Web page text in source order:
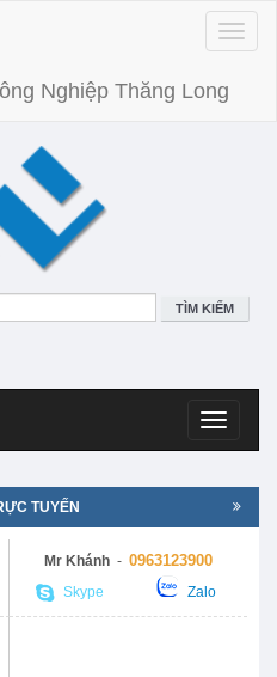
Toggle
Nghiệp Thăng Long
TÌM KIẾM
Toggle
TUYẾN
Mr Khánh - 0963123900
Skype Zalo